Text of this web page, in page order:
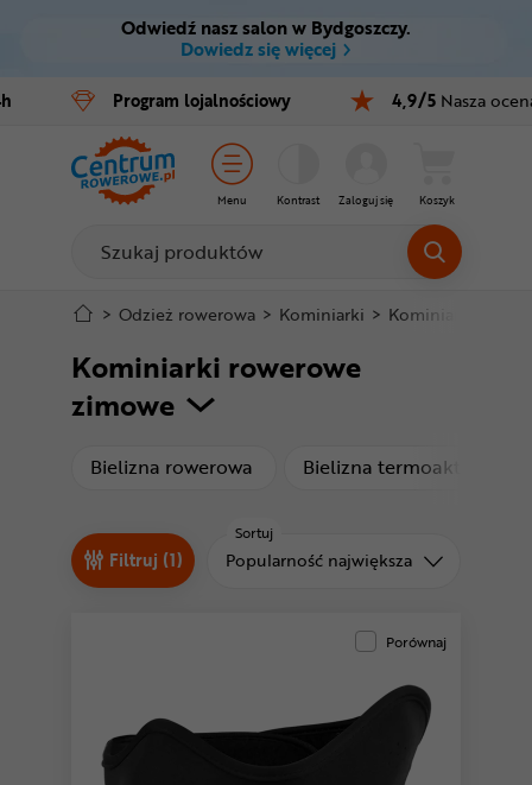
Ctrl M
Menu główne
Filtry
Produkty
Stopka
Mapa strony
Odwiedź nasz salon w Bydgoszczy.
Dowiedz się więcej
Program lojalnościowy 4,9/5 Nasza
Menu Kontrast Zaloguj się Koszyk
Rowery
E-bike
Części
Akcesoria
Odzież
Kaski
Buty
Warsztat
Odżywki
Nowości
> Odzież rowerowa > Kominiarki > Kominiarki
Kominiarki rowerowe
zimowe
Bielizna rowerowa produktyBielizna termoaktywna
Filtruj (1)
Sortuj
Sortuj od
Popularność największa
Porównaj